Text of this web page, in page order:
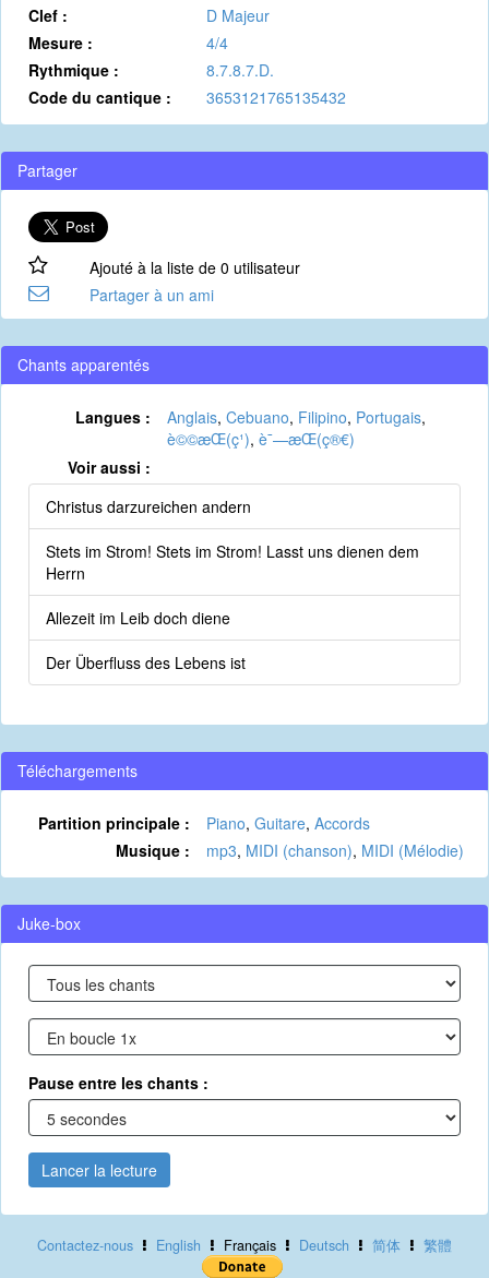
Clef :
D Majeur
Mesure :
4/4
Rythmique :
8.7.8.7.D.
Code du cantique :
3653121765135432
Partager
Ajouté à la liste de 0 utilisateur
Partager à un ami
Chants apparentés
Langues : Anglais, Cebuano, Filipino, Portugais,
è©©æ­Œ(ç¹), è¯—æ­Œ(ç®€)
Voir aussi :
Christus darzureichen andern
Stets im Strom! Stets im Strom! Lasst uns dienen dem
Herrn
Allezeit im Leib doch diene
Der Überfluss des Lebens ist
Téléchargements
Partition principale : Piano, Guitare, Accords
Musique :
mp3, MIDI (chanson), MIDI (Mélodie)
Juke-box
Pause entre les chants :
Lancer la lecture
Contactez-nous English Français Deutsch 简体 繁體